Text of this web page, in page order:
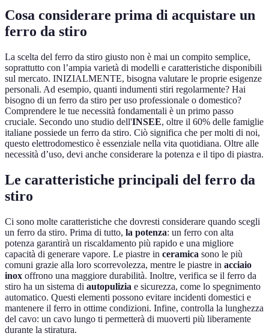
Cosa considerare prima di acquistare un
ferro da stiro
La scelta del ferro da stiro giusto non è mai un compito semplice,
soprattutto con l’ampia varietà di modelli e caratteristiche disponibili
sul mercato. INIZIALMENTE, bisogna valutare le proprie esigenze
personali. Ad esempio, quanti indumenti stiri regolarmente? Hai
bisogno di un ferro da stiro per uso professionale o domestico?
Comprendere le tue necessità fondamentali è un primo passo
cruciale. Secondo uno studio dell'INSEE, oltre il 60% delle famiglie
italiane possiede un ferro da stiro. Ciò significa che per molti di noi,
questo elettrodomestico è essenziale nella vita quotidiana. Oltre alle
necessità d’uso, devi anche considerare la potenza e il tipo di piastra.
Le caratteristiche principali del ferro da
stiro
Ci sono molte caratteristiche che dovresti considerare quando scegli
un ferro da stiro. Prima di tutto, la potenza: un ferro con alta
potenza garantirà un riscaldamento più rapido e una migliore
capacità di generare vapore. Le piastre in ceramica sono le più
comuni grazie alla loro scorrevolezza, mentre le piastre in acciaio
inox offrono una maggiore durabilità. Inoltre, verifica se il ferro da
stiro ha un sistema di autopulizia e sicurezza, come lo spegnimento
automatico. Questi elementi possono evitare incidenti domestici e
mantenere il ferro in ottime condizioni. Infine, controlla la lunghezza
del cavo: un cavo lungo ti permetterà di muoverti più liberamente
durante la stiratura.